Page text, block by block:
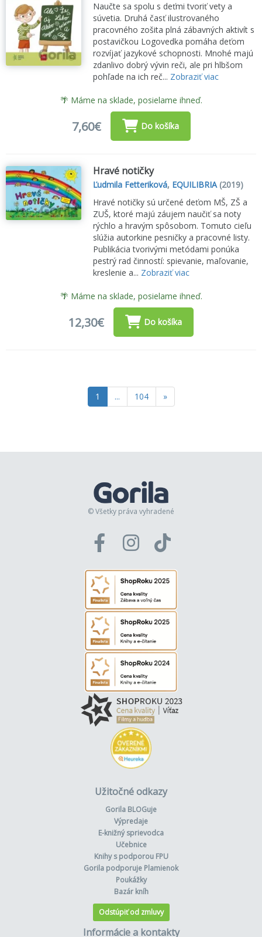
Naučte sa spolu s deťmi tvoriť vety a
súvetia. Druhá časť ilustrovaného
pracovného zošita plná zábavných aktivít s
postavičkou Logovedka pomáha deťom
rozvíjať jazykové schopnosti. Mnohé majú
zdanlivo dobrý vývin reči, ale pri hlbšom
pohľade na ich reč... Zobraziť viac
🌴 Máme na sklade, posielame ihneď.
7,60€ Do košíka
Hravé notičky
Ľudmila Fetteriková, EQUILIBRIA(2019)
Hravé notičky sú určené deťom MŠ, ZŠ a
ZUŠ, ktoré majú záujem naučiť sa noty
rýchlo a hravým spôsobom. Tomuto cieľu
slúžia autorkine pesničky a pracovné listy.
Publikácia tvorivými metódami ponúka
pestrý rad činností: spievanie, maľovanie,
kreslenie a... Zobraziť viac
🌴 Máme na sklade, posielame ihneď.
12,30€ Do košíka
1 ... 104 »
© Všetky práva vyhradené
Užitočné odkazy
Gorila BLOGuje
Výpredaje
E-knižný sprievodca
Učebnice
Knihy s podporou FPU
Gorila podporuje Plamienok
Poukážky
Bazár kníh
Odstúpiť od zmluvy
Informácie a kontakty